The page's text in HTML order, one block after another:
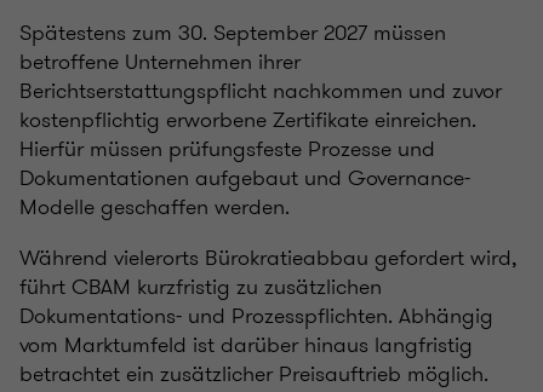
Spätestens zum 30. September 2027 müssen
betroffene Unternehmen ihrer
Berichtserstattungspflicht nachkommen und zuvor
kostenpflichtig erworbene Zertifikate einreichen.
Hierfür müssen prüfungsfeste Prozesse und
Dokumentationen aufgebaut und Governance-
Modelle geschaffen werden.
Während vielerorts Bürokratieabbau gefordert wird,
führt CBAM kurzfristig zu zusätzlichen
Dokumentations- und Prozesspflichten. Abhängig
vom Marktumfeld ist darüber hinaus langfristig
betrachtet ein zusätzlicher Preisauftrieb möglich.